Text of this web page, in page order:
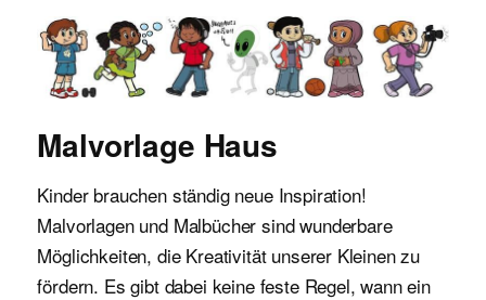
Malvorlagen für Kinder
Malvorlage Haus
Kinder brauchen ständig neue Inspiration!
Malvorlagen und Malbücher sind wunderbare
Möglichkeiten, die Kreativität unserer Kleinen zu
fördern. Es gibt dabei keine feste Regel, wann ein